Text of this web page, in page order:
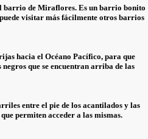
barrio de Miraflores. Es un barrio bonito
visitar más fácilmente otros barrios
hacia el Océano Pacífico, para que
que se encuentran arriba de las
entre el pie de los acantilados y las
permiten acceder a las mismas.